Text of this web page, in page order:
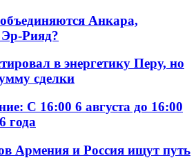
Анкара,
Рияд?
в энергетику Перу, но
сделки
С 16:00 6 августа до 16:00
года
Армения и Россия ищут путь